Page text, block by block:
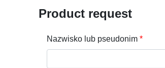
Product request
Nazwisko lub pseudonim